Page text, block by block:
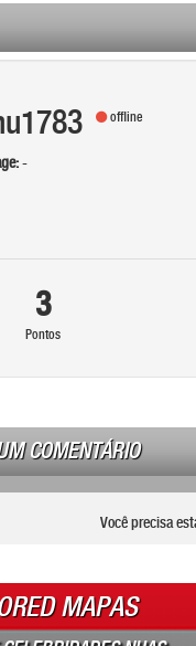
offline
-
3
Pontos
COMENTÁRIO
Você precisa
MAPAS